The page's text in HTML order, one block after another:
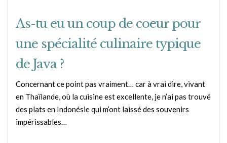
As-tu eu un coup de coeur pour
une spécialité culinaire typique
de Java ?
Concernant ce point pas vraiment… car à vrai dire, vivant
en Thaïlande, où la cuisine est excellente, je n’ai pas trouvé
des plats en Indonésie qui m’ont laissé des souvenirs
impérissables…